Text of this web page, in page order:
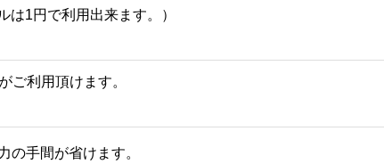
は1円で利用出来ます。）
ご利用頂けます。
の手間が省けます。